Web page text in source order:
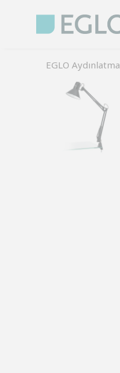
EGLO Aydınlatma